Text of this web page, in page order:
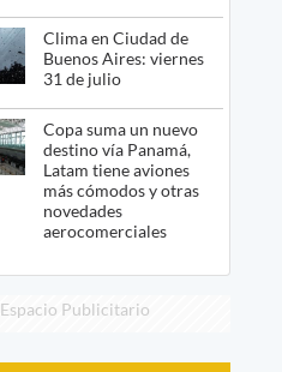
Clima en Ciudad de
Buenos Aires: viernes
31 de julio
Copa suma un nuevo
destino vía Panamá,
Latam tiene aviones
más cómodos y otras
novedades
aerocomerciales
Espacio Publicitario